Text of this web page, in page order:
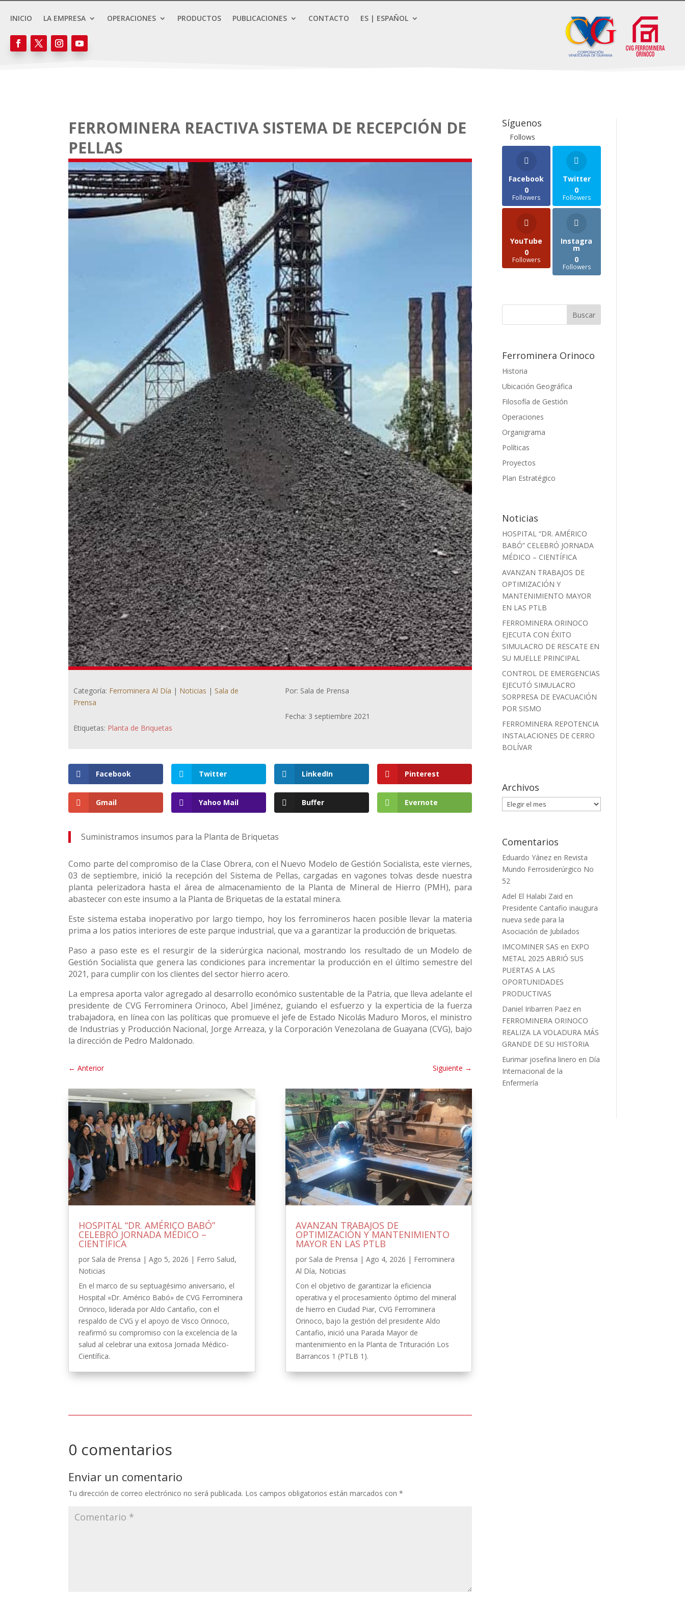
INICIO LA EMPRESA OPERACIONES PRODUCTOS PUBLICACIONES CONTACTO ES | ESPAÑOL
FERROMINERA REACTIVA SISTEMA DE RECEPCIÓN DE
PELLAS
Categoría: Ferrominera Al Día | Noticias | Sala de
Prensa
Etiquetas: Planta de Briquetas
Por: Sala de Prensa
Fecha: 3 septiembre 2021
Facebook Twitter LinkedIn Pinterest
Gmail Yahoo Mail Buffer Evernote
Suministramos insumos para la Planta de Briquetas
Como parte del compromiso de la Clase Obrera, con el Nuevo Modelo de Gestión Socialista, este viernes,
03 de septiembre, inició la recepción del Sistema de Pellas, cargadas en vagones tolvas desde nuestra
planta pelerizadora hasta el área de almacenamiento de la Planta de Mineral de Hierro (PMH), para
abastecer con este insumo a la Planta de Briquetas de la estatal minera.
Este sistema estaba inoperativo por largo tiempo, hoy los ferromineros hacen posible llevar la materia
prima a los patios interiores de este parque industrial, que va a garantizar la producción de briquetas.
Paso a paso este es el resurgir de la siderúrgica nacional, mostrando los resultado de un Modelo de
Gestión Socialista que genera las condiciones para incrementar la producción en el último semestre del
2021, para cumplir con los clientes del sector hierro acero.
La empresa aporta valor agregado al desarrollo económico sustentable de la Patria, que lleva adelante el
presidente de CVG Ferrominera Orinoco, Abel Jiménez, guiando el esfuerzo y la experticia de la fuerza
trabajadora, en línea con las políticas que promueve el jefe de Estado Nicolás Maduro Moros, el ministro
de Industrias y Producción Nacional, Jorge Arreaza, y la Corporación Venezolana de Guayana (CVG), bajo
la dirección de Pedro Maldonado.
←Anterior Siguiente →
HOSPITAL “DR. AMÉRICO BABÓ”
CELEBRÓ JORNADA MÉDICO –
CIENTÍFICA
por Sala de Prensa |Ago 5, 2026 | Ferro Salud,
Noticias
En el marco de su septuagésimo aniversario, el
Hospital «Dr. Américo Babó» de CVG Ferrominera
Orinoco, liderada por Aldo Cantafio, con el
respaldo de CVG y el apoyo de Visco Orinoco,
reafirmó su compromiso con la excelencia de la
salud al celebrar una exitosa Jornada Médico-
Científica.
AVANZAN TRABAJOS DE
OPTIMIZACIÓN Y MANTENIMIENTO
MAYOR EN LAS PTLB
por Sala de Prensa | Ago 4, 2026 | Ferrominera
Al Día, Noticias
Con el objetivo de garantizar la eficiencia
operativa y el procesamiento óptimo del mineral
de hierro en Ciudad Piar, CVG Ferrominera
Orinoco, bajo la gestión del presidente Aldo
Cantafio, inició una Parada Mayor de
mantenimiento en la Planta de Trituración Los
Barrancos 1 (PTLB 1).
0 comentarios
Enviar un comentario
Tu dirección de correo electrónico no será publicada. Los campos obligatorios están marcados con*
Síguenos
Follows
Facebook
0
Followers
Twitter
0
Followers
YouTube
0
Followers
Instagra
m
0
Followers
Ferrominera Orinoco
Historia
Ubicación Geográfica
Filosofía de Gestión
Operaciones
Organigrama
Políticas
Proyectos
Plan Estratégico
Noticias
HOSPITAL “DR. AMÉRICO
BABÓ” CELEBRÓ JORNADA
MÉDICO – CIENTÍFICA
AVANZAN TRABAJOS DE
OPTIMIZACIÓN Y
MANTENIMIENTO MAYOR
EN LAS PTLB
FERROMINERA ORINOCO
EJECUTA CON ÉXITO
SIMULACRO DE RESCATE EN
SU MUELLE PRINCIPAL
CONTROL DE EMERGENCIAS
EJECUTÓ SIMULACRO
SORPRESA DE EVACUACIÓN
POR SISMO
FERROMINERA REPOTENCIA
INSTALACIONES DE CERRO
BOLÍVAR
Archivos
Archivos
Comentarios
Eduardo Yánez en Revista
Mundo Ferrosiderúrgico No
52
Adel El Halabi Zaid en
Presidente Cantafio inaugura
nueva sede para la
Asociación de Jubilados
IMCOMINER SAS en EXPO
METAL 2025 ABRIÓ SUS
PUERTAS A LAS
OPORTUNIDADES
PRODUCTIVAS
Daniel Iribarren Paez en
FERROMINERA ORINOCO
REALIZA LA VOLADURA MÁS
GRANDE DE SU HISTORIA
Eurimar josefina linero en Día
Internacional de la
Enfermería